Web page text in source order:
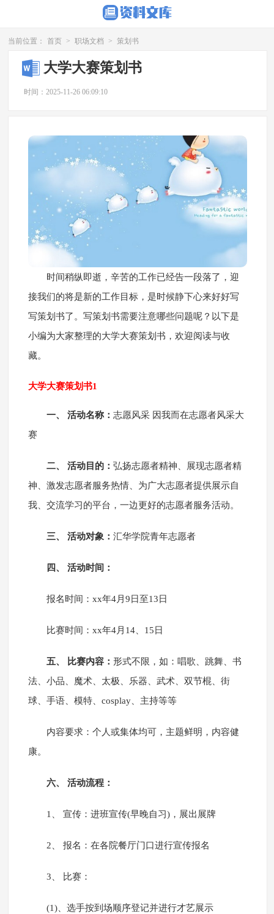
当前位置： 首页 > 职场文档 > 策划书
大学大赛策划书
时间：2025-11-26 06:09:10
时间稍纵即逝，辛苦的工作已经告一段落了，迎
接我们的将是新的工作目标，是时候静下心来好好写
写策划书了。写策划书需要注意哪些问题呢？以下是
小编为大家整理的大学大赛策划书，欢迎阅读与收
藏。
大学大赛策划书1
一、 活动名称： 志愿风采 因我而在志愿者风采大
赛
二、 活动目的： 弘扬志愿者精神、展现志愿者精
神、激发志愿者服务热情、为广大志愿者提供展示自
我、交流学习的平台，一边更好的志愿者服务活动。
三、 活动对象： 汇华学院青年志愿者
四、 活动时间：
报名时间：xx年4月9日至13日
比赛时间：xx年4月14、15日
五、 比赛内容： 形式不限，如：唱歌、跳舞、书
法、小品、魔术、太极、乐器、武术、双节棍、街
球、手语、模特、cosplay、主持等等
内容要求：个人或集体均可，主题鲜明，内容健
康。
六、 活动流程：
1、 宣传：进班宣传(早晚自习)，展出展牌
2、 报名：在各院餐厅门口进行宣传报名
3、 比赛：
(1)、选手按到场顺序登记并进行才艺展示